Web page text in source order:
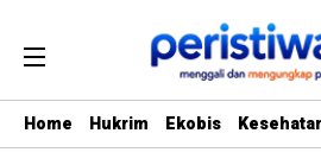
Home Hukrim Ekobis